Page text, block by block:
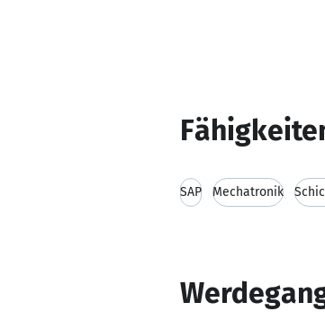
SAP Mechatronik